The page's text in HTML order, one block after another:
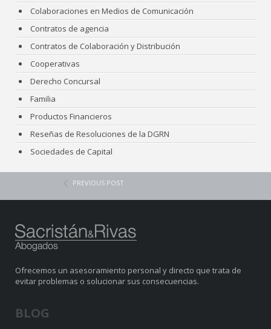
Colaboraciones en Medios de Comunicación
Contratos de agencia
Contratos de Colaboración y Distribución
Cooperativas
Derecho Concursal
Familia
Productos Financieros
Reseñas de Resoluciones de la DGRN
Sociedades de Capital
PREVIOUS POST
Ofrecemos un asesoramiento personal y directo que trata de
evitar problemas o solucionar sus consecuencias.
BLOG